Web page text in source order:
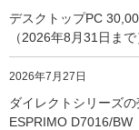
デスクトップPC
（2026年8月31日まで
2026年7月27日
ダイレクトシリーズ
ESPRIMO D7016/BW